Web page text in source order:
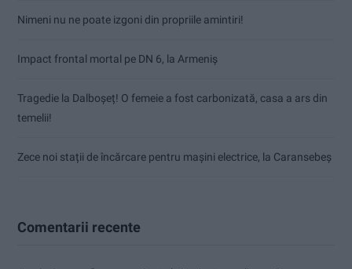
Nimeni nu ne poate izgoni din propriile amintiri!
Impact frontal mortal pe DN 6, la Armeniș
Tragedie la Dalboşeț! O femeie a fost carbonizată, casa a ars din
temelii!
Zece noi stații de încărcare pentru mașini electrice, la Caransebeș
Comentarii recente